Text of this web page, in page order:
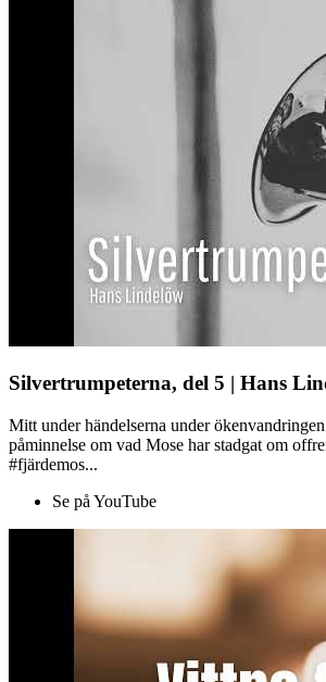
Silvertrumpeterna, del 5 | Hans
Mitt under händelserna under
påminnelse om vad Mose har stadgat om
#fjärdemos...
Se på YouTube